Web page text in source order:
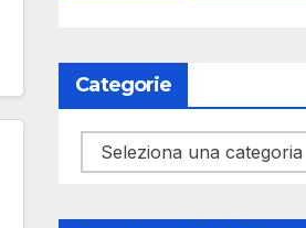
Categorie
Categorie